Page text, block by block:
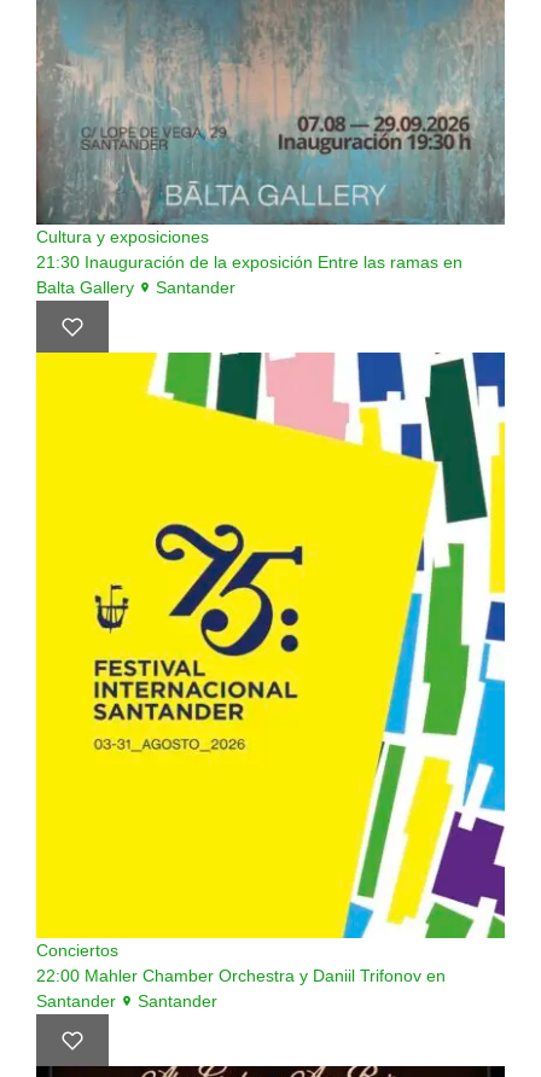
Cultura y exposiciones
21:30 Inauguración de la exposición Entre las ramas en
Balta Gallery
Santander
Conciertos
22:00 Mahler Chamber Orchestra y Daniil Trifonov en
Santander
Santander